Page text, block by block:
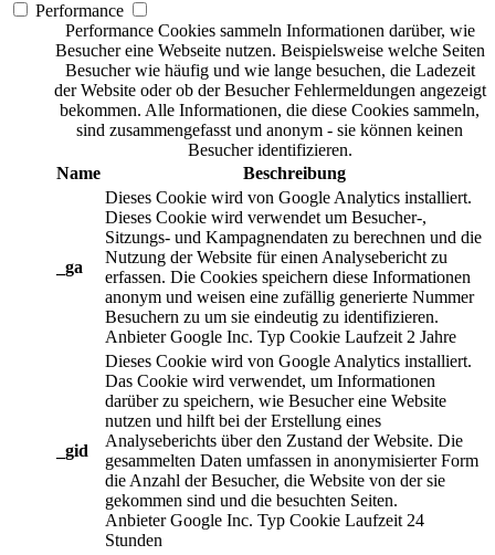
Performance
Performance Cookies sammeln Informationen darüber, wie
Besucher eine Webseite nutzen. Beispielsweise welche Seiten
Besucher wie häufig und wie lange besuchen, die Ladezeit
der Website oder ob der Besucher Fehlermeldungen angezeigt
bekommen. Alle Informationen, die diese Cookies sammeln,
sind zusammengefasst und anonym - sie können keinen
Besucher identifizieren.
Name
Beschreibung
_ga
Dieses Cookie wird von Google Analytics installiert.
Dieses Cookie wird verwendet um Besucher-,
Sitzungs- und Kampagnendaten zu berechnen und die
Nutzung der Website für einen Analysebericht zu
erfassen. Die Cookies speichern diese Informationen
anonym und weisen eine zufällig generierte Nummer
Besuchern zu um sie eindeutig zu identifizieren.
Anbieter Google Inc. Typ Cookie Laufzeit 2 Jahre
_gid
Dieses Cookie wird von Google Analytics installiert.
Das Cookie wird verwendet, um Informationen
darüber zu speichern, wie Besucher eine Website
nutzen und hilft bei der Erstellung eines
Analyseberichts über den Zustand der Website. Die
gesammelten Daten umfassen in anonymisierter Form
die Anzahl der Besucher, die Website von der sie
gekommen sind und die besuchten Seiten.
Anbieter Google Inc. Typ Cookie Laufzeit 24
Stunden